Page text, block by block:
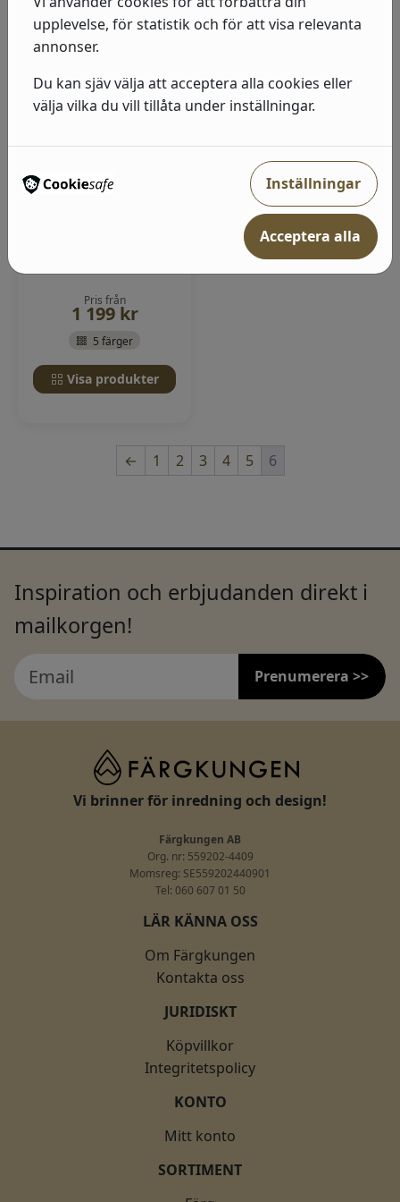
Willowberry - Rifle 3
Tapetmönster
Willowberry. Tapet med
Pris från
1 199 kr
5 färger
Visa produkter
← 1 2 3 4 5 6
Inspiration och erbjudanden direkt i
mailkorgen!
Prenumerera >>
Vi brinner för inredning och design!
Färgkungen AB
Org. nr: 559202-4409
Momsreg: SE559202440901
Tel: 060 607 01 50
LÄR KÄNNA OSS
Om Färgkungen
Kontakta oss
JURIDISKT
Köpvillkor
Integritetspolicy
KONTO
Mitt konto
SORTIMENT
upplevelse, för statistik och för att visa relevanta
annonser.
Du kan sjäv välja att acceptera alla cookies eller
välja vilka du vill tillåta under inställningar.
Inställningar
Acceptera alla